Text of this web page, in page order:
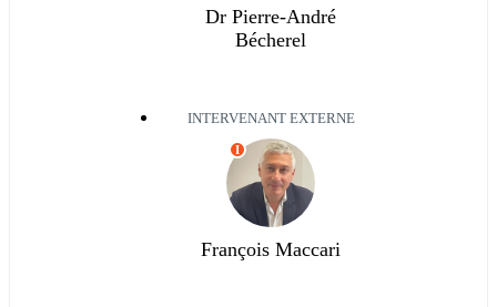
Dr Pierre-André
Bécherel
INTERVENANT EXTERNE
I
François Maccari